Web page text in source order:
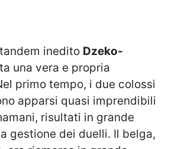
inedito Dzeko-
una vera e propria
primo tempo, i due colossi
apparsi quasi imprendibili
risultati in grande
gestione dei duelli. Il belga,